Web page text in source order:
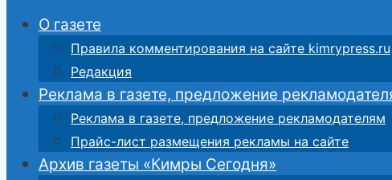
О газете
Правила комментирования на сайте kimrypress.ru
Редакция
Реклама в газете, предложение
Реклама в газете, предложение рекламодателям
Прайс-лист размещения рекламы на сайте
Архив газеты «Кимры Сегодня»